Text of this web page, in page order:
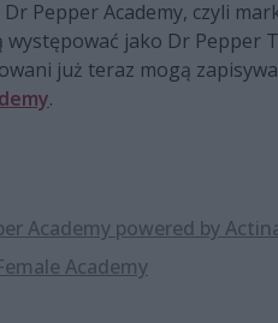
Pepper Academy, czyli
jako Dr Pepper
już teraz mogą
.
Academy powered by
Academy